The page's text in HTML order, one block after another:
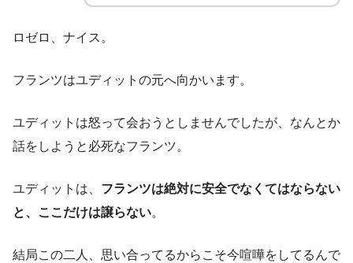
ロゼロ、ナイス。
フランツはユディットの元へ向かいます。
ユディットは怒って会おうとしませんでしたが、なんとか
話をしようと必死なフランツ。
ユディットは、 フランツは絶対に安全でなくてはならない
と、ここだけは譲らない。
結局この二人、思い合ってるからこそ今喧嘩をしてるんで